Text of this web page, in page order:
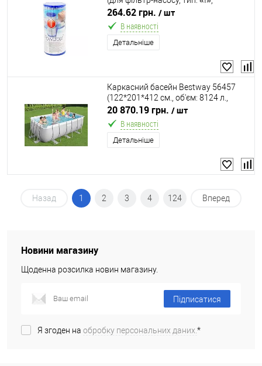
Ø78*⬍90 мм, ціна за 2 шт в упаковці)
264.62 грн. / шт
В наявності
Детальніше
Каркасний басейн Bestway 56457
(122*201*412 см., об'єм: 8124 л.,
пісочний фільтр-насос 3028 л/год,
дозатор хлору, драбина, серія: Power
Steel)
20 870.19 грн. / шт
В наявності
Детальніше
Назад 1 2 3 4 124 Вперед
Новини магазину
Щоденна розсилка новин магазину.
Підписатися
Я згоден на обробку персональних даних.*